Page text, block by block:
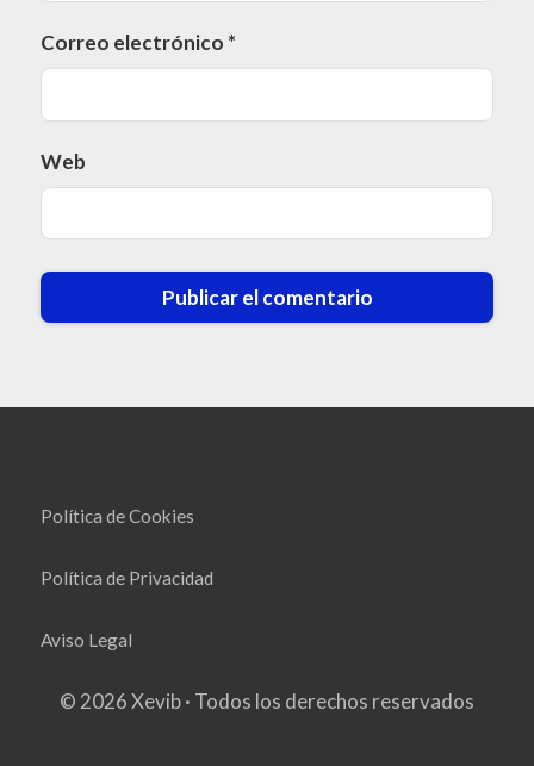
Correo electrónico *
Web
Política de Cookies
Política de Privacidad
Aviso Legal
© 2026 Xevib · Todos los derechos reservados